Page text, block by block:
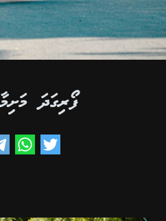
ފޯރިގަދަ